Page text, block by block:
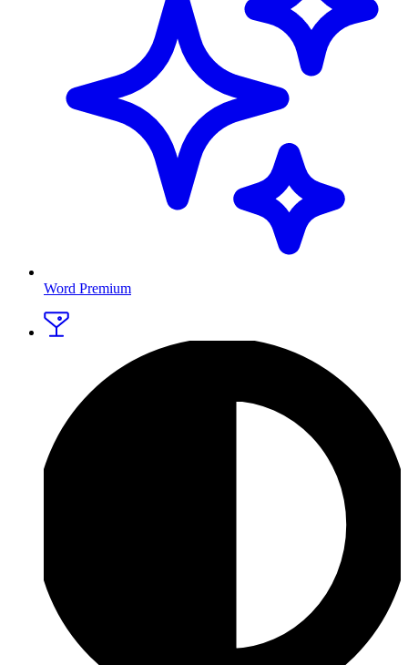
Word Premium